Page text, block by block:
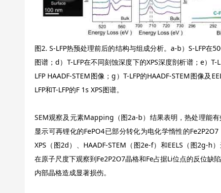
图2. S-LFP热预处理前后的结构与组成分析。a-b）S-LFP在
图谱；d）T-LFP在不同刻蚀深度下的XPS深度剖析谱；e）
LFP HAADF-STEM图像；g）T-LFP的HAADF-STEM图像及
LFP和T-LFP的F 1s XPS图谱。
SEM观察及元素Mapping（图2a-b）结果表明，热处理能
显示可再锂化的FePO4已部分转化为电化学惰性的
XPS（图2d）、HAADF-STEM（图2e-f）和EELS（图2g-h
在原子尺度下观察到Fe2P2O7晶格和Fe占据Li位点的反位缺
内部晶格造成显著损伤。